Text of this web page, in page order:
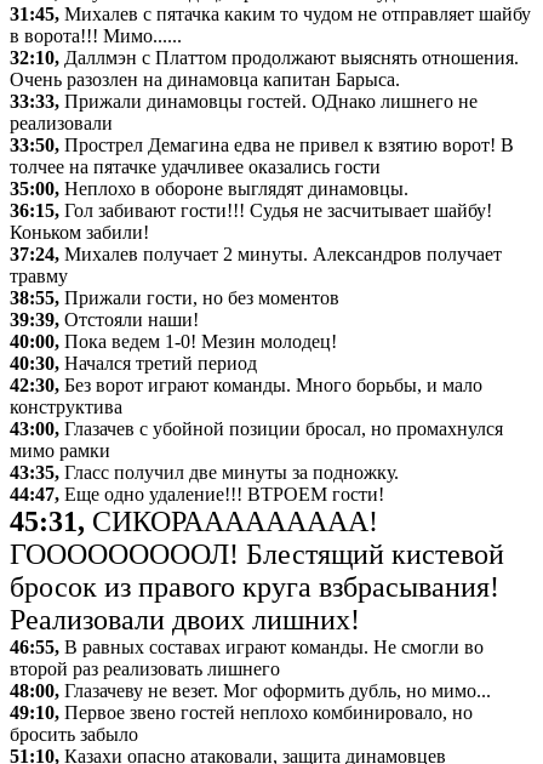
31:45, Михалев с пятачка каким то чудом не отправляет шайбу
в ворота!!! Мимо......
32:10, Даллмэн с Платтом продолжают выяснять отношения.
Очень разозлен на динамовца капитан Барыса.
33:33, Прижали динамовцы гостей. ОДнако лишнего не
реализовали
33:50, Прострел Демагина едва не привел к взятию ворот! В
толчее на пятачке удачливее оказались гости
35:00, Неплохо в обороне выглядят динамовцы.
36:15, Гол забивают гости!!! Судья не засчитывает шайбу!
Коньком забили!
37:24, Михалев получает 2 минуты. Александров получает
травму
38:55, Прижали гости, но без моментов
39:39, Отстояли наши!
40:00, Пока ведем 1-0! Мезин молодец!
40:30, Начался третий период
42:30, Без ворот играют команды. Много борьбы, и мало
конструктива
43:00, Глазачев с убойной позиции бросал, но промахнулся
мимо рамки
43:35, Гласс получил две минуты за подножку.
44:47, Еще одно удаление!!! ВТРОЕМ гости!
45:31, СИКОРААААААААА!
ГОООООООООЛ! Блестящий кистевой
бросок из правого круга взбрасывания!
Реализовали двоих лишних!
46:55, В равных составах играют команды. Не смогли во
второй раз реализовать лишнего
48:00, Глазачеву не везет. Мог оформить дубль, но мимо...
49:10, Первое звено гостей неплохо комбинировало, но
бросить забыло
51:10, Казахи опасно атаковали, защита динамовцев